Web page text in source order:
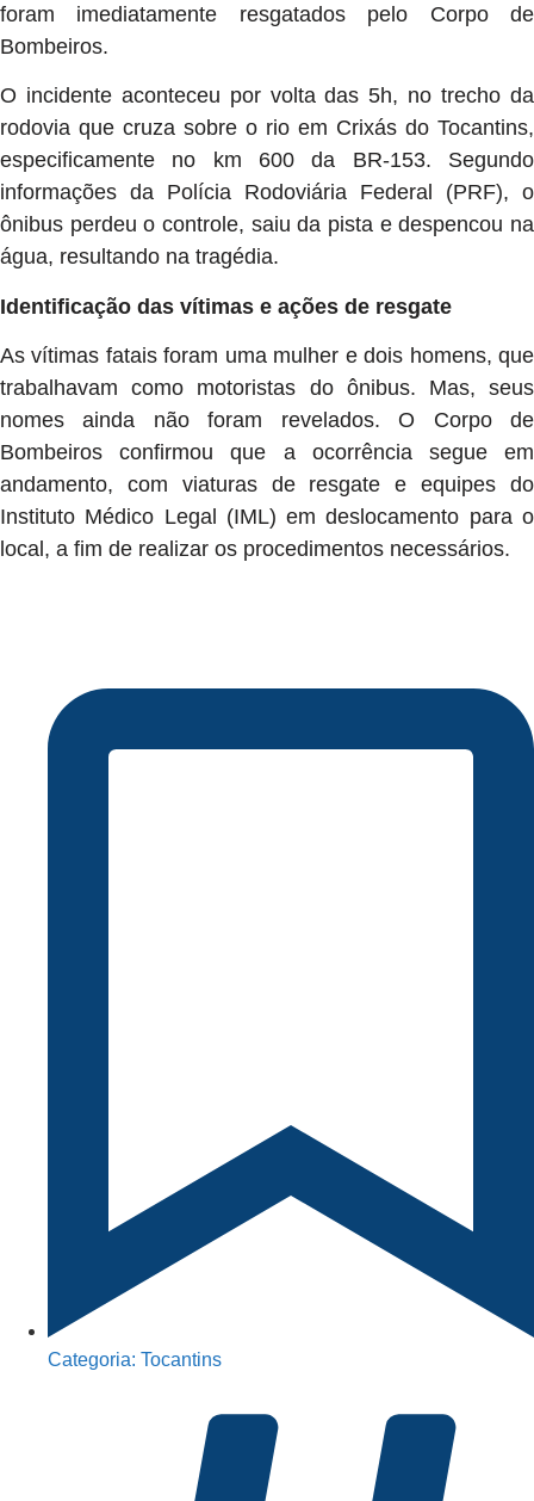
foram imediatamente resgatados pelo Corpo de
Bombeiros.
O incidente aconteceu por volta das 5h, no trecho da
rodovia que cruza sobre o rio em Crixás do Tocantins,
especificamente no km 600 da BR-153. Segundo
informações da Polícia Rodoviária Federal (PRF), o
ônibus perdeu o controle, saiu da pista e despencou na
água, resultando na tragédia.
Identificação das vítimas e ações de resgate
As vítimas fatais foram uma mulher e dois homens, que
trabalhavam como motoristas do ônibus. Mas, seus
nomes ainda não foram revelados. O Corpo de
Bombeiros confirmou que a ocorrência segue em
andamento, com viaturas de resgate e equipes do
Instituto Médico Legal (IML) em deslocamento para o
local, a fim de realizar os procedimentos necessários.
Categoria: Tocantins